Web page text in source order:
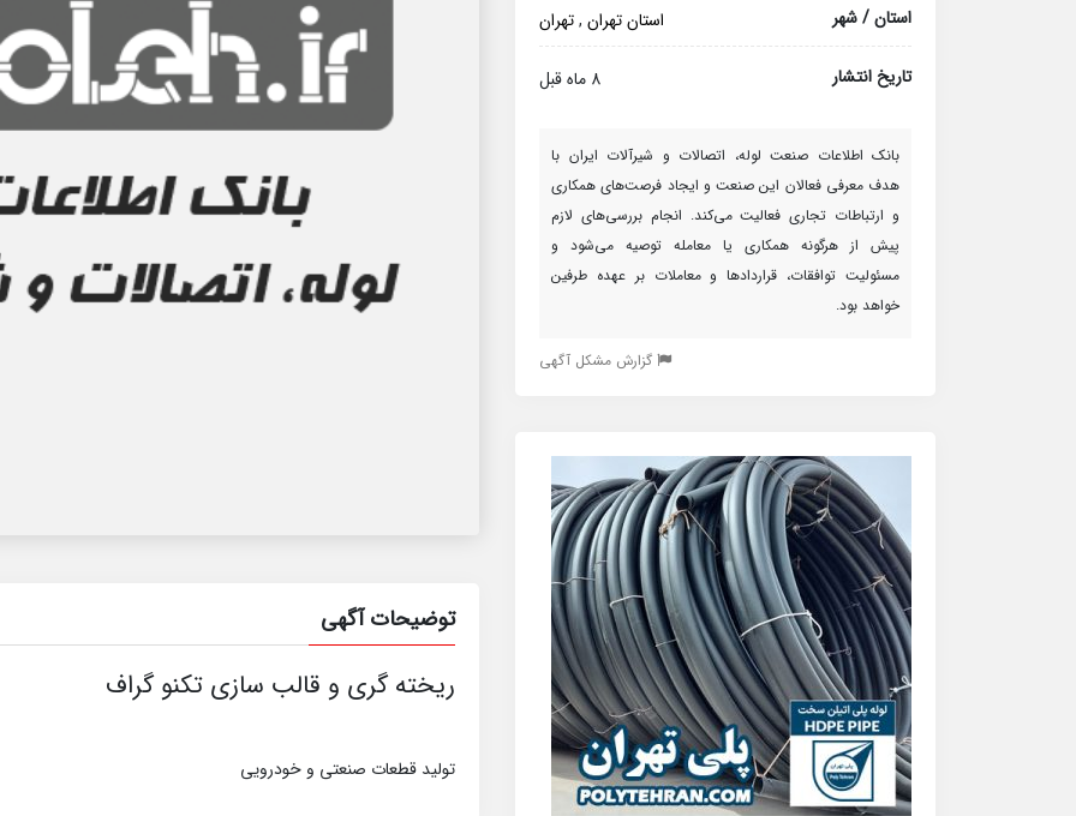
استان / شهر استان تهران ,تهران
تاریخ انتشار 8 ماه قبل
بانک اطلاعات صنعت لوله، اتصالات و شیرآلات ایران با
هدف معرفی فعالان این صنعت و ایجاد فرصت‌های همکاری
و ارتباطات تجاری فعالیت می‌کند. انجام بررسی‌های لازم
پیش از هرگونه همکاری یا معامله توصیه می‌شود و
مسئولیت توافقات، قراردادها و معاملات بر عهده طرفین
خواهد بود.
گزارش مشکل آگهی
توضیحات آگهی
ریخته گری و قالب سازی تکنو گراف
تولید قطعات صنعتی و خودرویی